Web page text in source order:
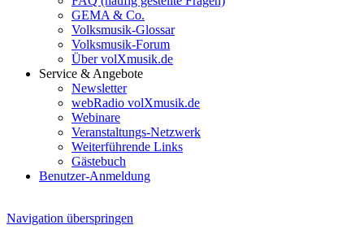
GEMA & Co.
Volksmusik-Glossar
Volksmusik-Forum
Über volXmusik.de
Service & Angebote
Newsletter
webRadio volXmusik.de
Webinare
Veranstaltungs-Netzwerk
Weiterführende Links
Gästebuch
Benutzer-Anmeldung
Navigation überspringen